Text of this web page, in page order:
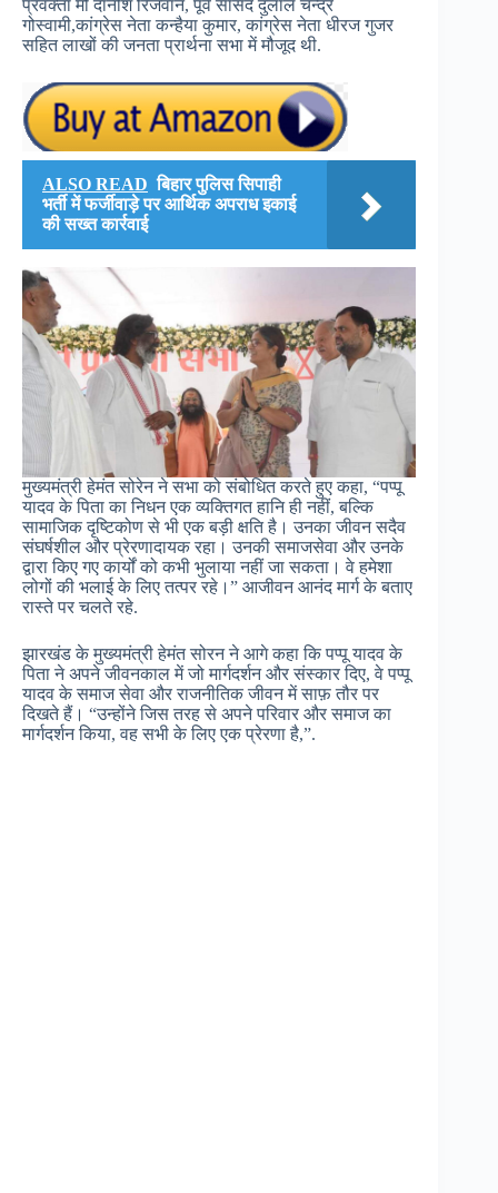
प्रवक्ता मो दानीश रिजवान, पूर्व सांसद दुलाल चन्द्र
गोस्वामी,कांग्रेस नेता कन्हैया कुमार, कांग्रेस नेता धीरज गुजर
सहित लाखों की जनता प्रार्थना सभा में मौजूद थी.
ALSO READ बिहार पुलिस सिपाही
भर्ती में फर्जीवाड़े पर आर्थिक अपराध इकाई
की सख्त कार्रवाई
मुख्यमंत्री हेमंत सोरेन ने सभा को संबोधित करते हुए कहा, “पप्पू
यादव के पिता का निधन एक व्यक्तिगत हानि ही नहीं, बल्कि
सामाजिक दृष्टिकोण से भी एक बड़ी क्षति है। उनका जीवन सदैव
संघर्षशील और प्रेरणादायक रहा। उनकी समाजसेवा और उनके
द्वारा किए गए कार्यों को कभी भुलाया नहीं जा सकता। वे हमेशा
लोगों की भलाई के लिए तत्पर रहे।” आजीवन आनंद मार्ग के बताए
रास्ते पर चलते रहे.
झारखंड के मुख्यमंत्री हेमंत सोरन ने आगे कहा कि पप्पू यादव के
पिता ने अपने जीवनकाल में जो मार्गदर्शन और संस्कार दिए, वे पप्पू
यादव के समाज सेवा और राजनीतिक जीवन में साफ़ तौर पर
दिखते हैं। “उन्होंने जिस तरह से अपने परिवार और समाज का
मार्गदर्शन किया, वह सभी के लिए एक प्रेरणा है,”.